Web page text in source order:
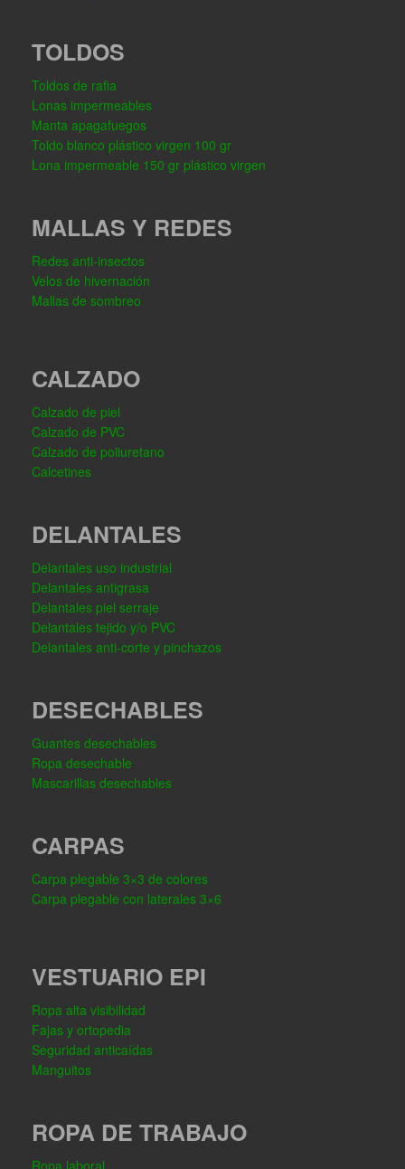
TOLDOS
Toldos de rafia
Lonas impermeables
Manta apagafuegos
Toldo blanco plástico virgen 100 gr
Lona impermeable 150 gr plástico virgen
MALLAS Y REDES
Redes anti-insectos
Velos de hivernación
Mallas de sombreo
CALZADO
Calzado de piel
Calzado de PVC
Calzado de poliuretano
Calcetines
DELANTALES
Delantales uso industrial
Delantales antigrasa
Delantales piel serraje
Delantales tejido y/o PVC
Delantales anti-corte y pinchazos
DESECHABLES
Guantes desechables
Ropa desechable
Mascarillas desechables
CARPAS
Carpa plegable 3×3 de colores
Carpa plegable con laterales 3×6
VESTUARIO EPI
Ropa alta visibilidad
Fajas y ortopedia
Seguridad anticaídas
Manguitos
ROPA DE TRABAJO